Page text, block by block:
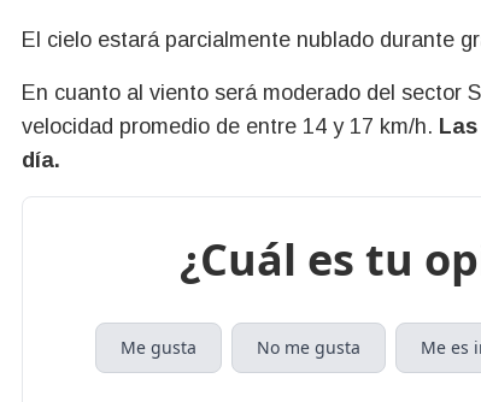
El cielo estará parcialmente nublado durante
En cuanto al viento será moderado del sector
velocidad promedio de entre 14 y 17 km/h.
día.
¿Cuál es tu
Me gusta No me gusta Me es